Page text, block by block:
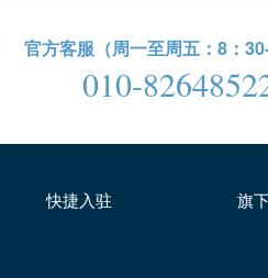
官方客服（周一至周五：8：
010-
快捷入驻 旗